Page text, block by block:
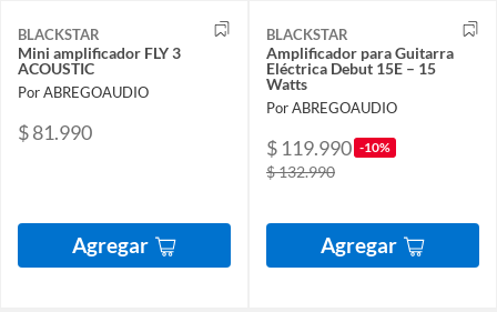
BLACKSTAR
Mini amplificador FLY 3
ACOUSTIC
Por ABREGOAUDIO
$ 81.990
Agregar
BLACKSTAR
Amplificador para Guitarra
Eléctrica Debut 15E – 15
Watts
Por ABREGOAUDIO
$ 119.990 -10%
$ 132.990
Agregar